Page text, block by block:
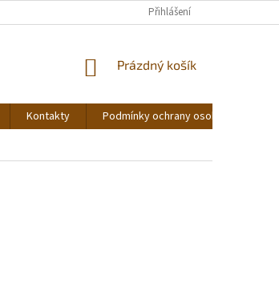
Přihlášení
NÁKUPNÍ
Prázdný košík
Kontakty
Podmínky ochrany osobních údajů